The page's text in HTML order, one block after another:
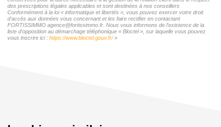
des prescriptions légales applicables et sont destinées à nos conseillers
Conformément à la loi « informatique et libertés », vous pouvez exercer votre droit
d'accès aux données vous concernant et les faire rectifier en contactant
FORTISSIMMO agence@fortissimmo.fr. Nous vous informons de l'existence de la
liste d'opposition au démarchage téléphonique « Bloctel », sur laquelle vous pouvez
vous inscrire ici : https://www.bloctel.gouv.fr/»